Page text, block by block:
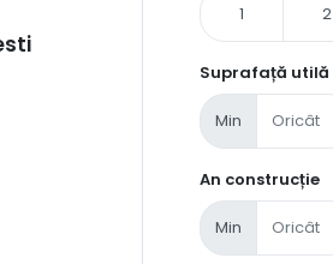
1 2
Suprafață utilă
Min
An construcție
Min